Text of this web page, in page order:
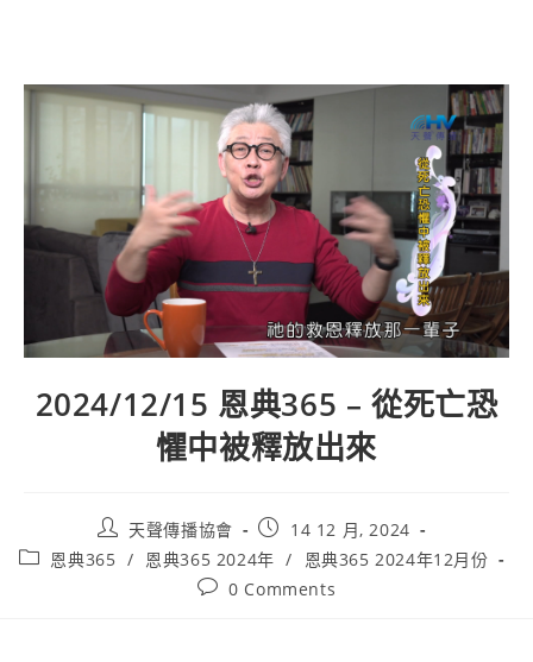
2024/12/15 恩典365 – 從死亡恐
懼中被釋放出來
天聲傳播協會
14 12 月, 2024
恩典365 / 恩典365 2024年 /
恩典365 2024年12月份
0 Comments